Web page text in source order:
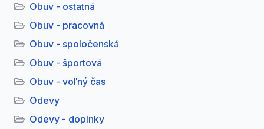
Obuv - ostatná
Obuv - pracovná
Obuv - spoločenská
Obuv - športová
Obuv - voľný čas
Odevy
Odevy - doplnky